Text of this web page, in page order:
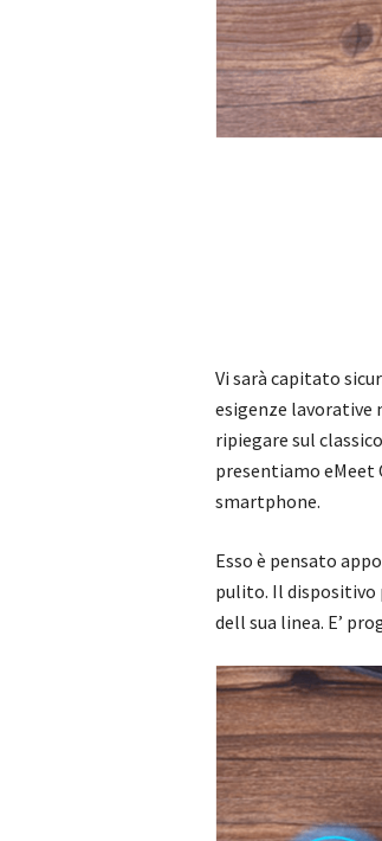
Vi sarà capitato
esigenze lavorative
ripiegare sul
presentiamo eMeet
smartphone.
Esso è pensato
pulito. Il dispositivo
dell sua linea. E’